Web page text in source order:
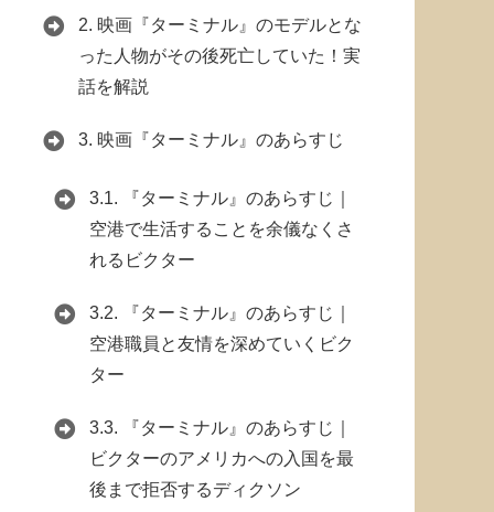
2. 映画『ターミナル』のモデルとな
った人物がその後死亡していた！実
話を解説
3. 映画『ターミナル』のあらすじ
3.1. 『ターミナル』のあらすじ｜
空港で生活することを余儀なくさ
れるビクター
3.2. 『ターミナル』のあらすじ｜
空港職員と友情を深めていくビク
ター
3.3. 『ターミナル』のあらすじ｜
ビクターのアメリカへの入国を最
後まで拒否するディクソン